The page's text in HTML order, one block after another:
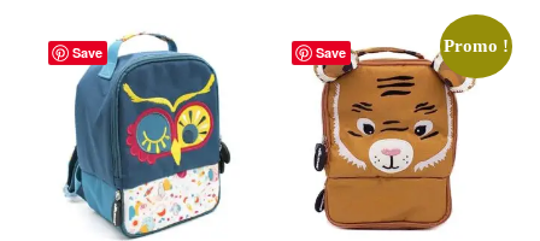
Save Save Promo !